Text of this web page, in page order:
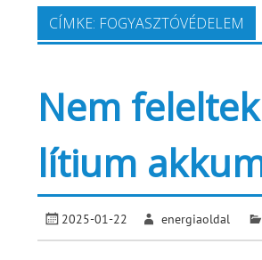
CÍMKE: FOGYASZTÓVÉDELEM
Nem
lítium
2025-01-22 energiaoldal